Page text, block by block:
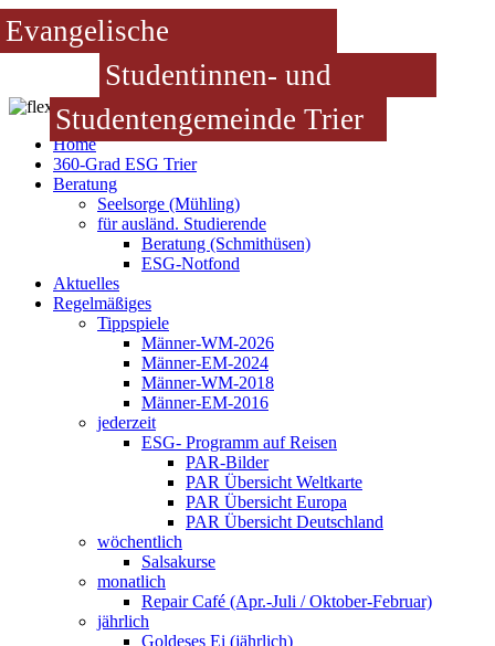
Evangelische
Studentinnen- und
Studentengemeinde Trier
Home
360-Grad ESG Trier
Beratung
Seelsorge (Mühling)
für ausländ. Studierende
Beratung (Schmithüsen)
ESG-Notfond
Aktuelles
Regelmäßiges
Tippspiele
Männer-WM-2026
Männer-EM-2024
Männer-WM-2018
Männer-EM-2016
jederzeit
ESG- Programm auf Reisen
PAR-Bilder
PAR Übersicht Weltkarte
PAR Übersicht Europa
PAR Übersicht Deutschland
wöchentlich
Salsakurse
monatlich
Repair Café (Apr.-Juli / Oktober-Februar)
jährlich
Goldeses Ei (jährlich)